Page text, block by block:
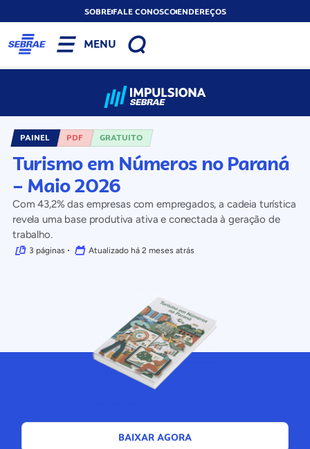
SOBREFALE CONOSCOENDEREÇOS
MENU
PAINEL PDF GRATUITO
Turismo em Números no Paraná
– Maio 2026
Com 43,2% das empresas com empregados, a cadeia turística
revela uma base produtiva ativa e conectada à geração de
trabalho.
3 páginas Atualizado há 2 meses atrás
BAIXAR AGORA